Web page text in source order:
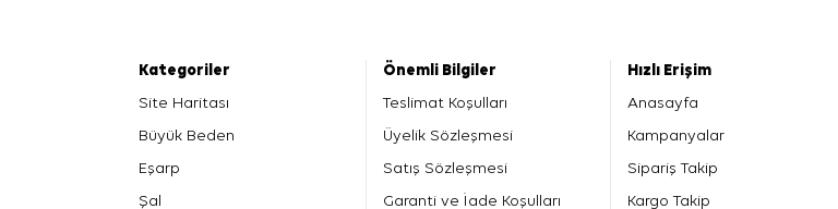
Kategoriler
Site Haritası
Büyük Beden
Eşarp
Şal
Önemli Bilgiler
Teslimat Koşulları
Üyelik Sözleşmesi
Satış Sözleşmesi
Garanti ve İade Koşulları
Hızlı Erişim
Anasayfa
Kampanyalar
Sipariş Takip
Kargo Takip